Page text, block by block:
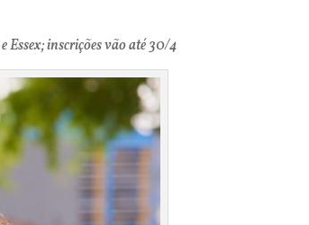
Essex; inscrições vão até 30/4